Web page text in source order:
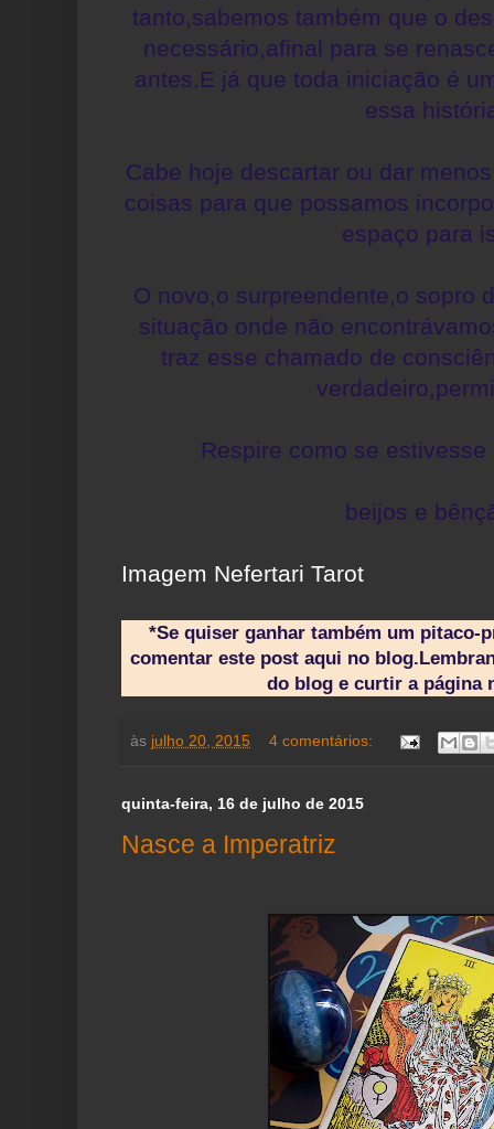
tanto,sabemos também que o
necessário,afinal para se
antes.E já que toda iniciação é
essa
Cabe hoje descartar ou dar
coisas para que possamos
espaço para
O novo,o surpreendente,o sopro
situação onde não
traz esse chamado de
Respire como se
beijos e
Imagem Nefertari Tarot
*Se quiser ganhar também um
comentar este post aqui no
do blog e curtir a página
às julho 20, 2015 4 comentários:
quinta-feira, 16 de julho de 2015
Nasce a Imperatriz